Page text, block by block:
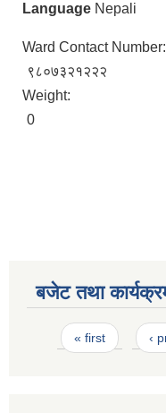
Language Nepali
Ward Contact Number:
९८०७३२१२२२
Weight:
0
बजेट तथा
Pages
« first ‹